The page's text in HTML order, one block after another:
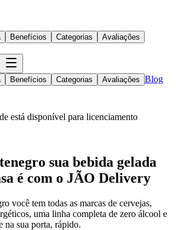
Benefícios Categorias Avaliações
Benefícios Categorias Avaliações Blog
está disponível para licenciamento
sua bebida gelada
é com o JÃO Delivery
você tem todas as marcas de cervejas,
uma linha completa de zero álcool e
sua porta, rápido.